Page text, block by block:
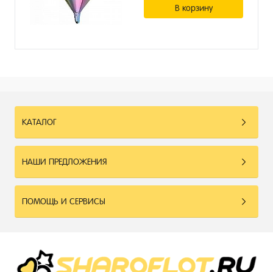
В корзину
КАТАЛОГ
НАШИ ПРЕДЛОЖЕНИЯ
ПОМОЩЬ И СЕРВИСЫ